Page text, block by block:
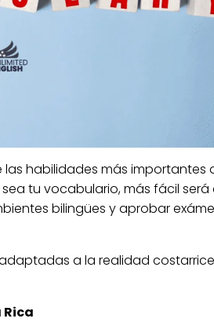
las habilidades más importantes
tu vocabulario, más fácil
bilingües y aprobar
a la realidad